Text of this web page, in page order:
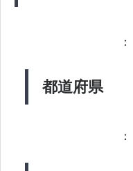
都道府県
：
：